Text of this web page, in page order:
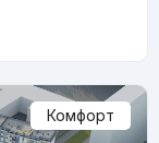
Комфорт